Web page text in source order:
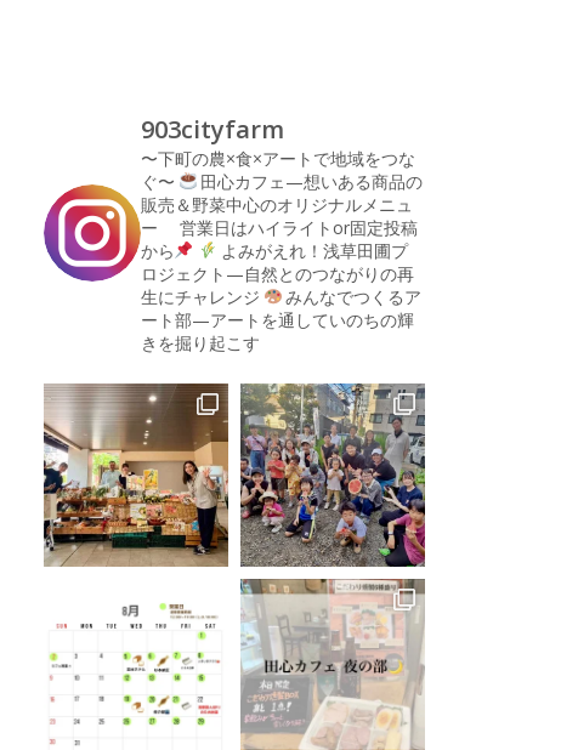
903cityfarm
〜下町の農×食×アートで地域をつな
ぐ〜
田心カフェ—想いある商品の
販売＆野菜中心のオリジナルメニュ
ー 営業日はハイライトor固定投稿
から
よみがえれ！浅草田圃プ
ロジェクト—自然とのつながりの再
生にチャレンジ
みんなでつくるア
ート部—アートを通していのちの輝
きを掘り起こす